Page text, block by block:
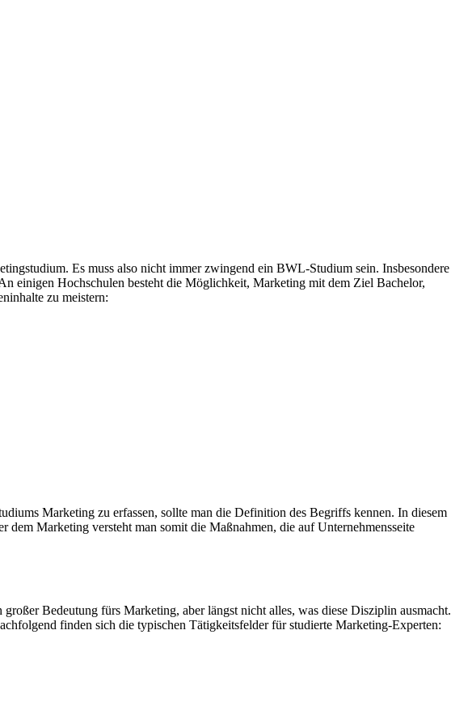
Es muss also nicht immer zwingend ein BWL-Studium sein. Insbesondere
einigen Hochschulen besteht die Möglichkeit, Marketing mit dem Ziel Bachelor,
zu meistern:
Marketing zu erfassen, sollte man die Definition des Begriffs kennen. In diesem
Marketing versteht man somit die Maßnahmen, die auf Unternehmensseite
Bedeutung fürs Marketing, aber längst nicht alles, was diese Disziplin ausmacht.
finden sich die typischen Tätigkeitsfelder für studierte Marketing-Experten: